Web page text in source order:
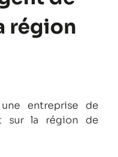
région
entreprise de
sur la région de